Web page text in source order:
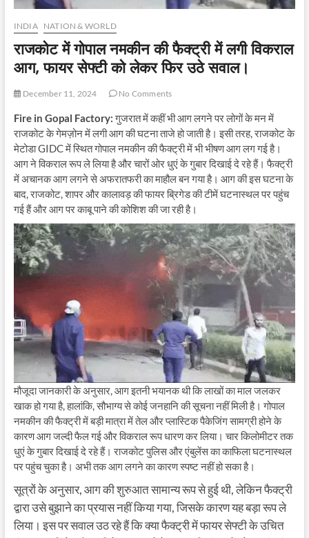
INDIA NATION & WORLD
राजकोट में गोपाल नमकीन की फैक्ट्री में लगी विकराल
आग, फायर सेफ्टी को लेकर फिर उठे सवाल।
December 11, 2024 No Comments
Fire in Gopal Factory:गुजरात में कहीं भी आग लगने पर लोगों के मन में
राजकोट के गेमज़ोन में लगी आग की घटना ताजे हो जाती है। इसी तरह, राजकोट के
मेटोडा GIDC में स्थित गोपाल नमकीन की फैक्ट्री में भी भीषण आग लग गई है।
आग ने विकराल रूप ले लिया है और चारों ओर धुएं के गुबार दिखाई दे रहे हैं। फैक्ट्री
में अचानक आग लगने से अफरातफरी का माहौल बन गया है। आग की इस घटना के
बाद, राजकोट, शापर और कालावड़ की फायर ब्रिगेड की टीमें घटनास्थल पर पहुंच
गई हैं और आग पर काबू पाने की कोशिश की जा रही है।
मौजूदा जानकारी के अनुसार, आग इतनी भयानक थी कि लाखों का माल जलकर
खाक हो गया है, हालांकि, सौभाग्य से कोई जनहानि की सूचना नहीं मिली है। गोपाल
नमकीन की फैक्ट्री में बड़ी मात्रा में तेल और प्लास्टिक पैकेजिंग सामग्री होने के
कारण आग जल्दी फैल गई और विकराल रूप धारण कर लिया। चार किलोमीटर तक
धुएं के गुबार दिखाई दे रहे हैं। राजकोट पुलिस और एंबुलेंस का काफिला घटनास्थल
पर पहुंच चुका है। अभी तक आग लगने का कारण स्पष्ट नहीं हो सका है।
सूत्रों के अनुसार, आग की शुरुआत सामान्य रूप से हुई थी, लेकिन फैक्ट्री
द्वारा उसे बुझाने का प्रयास नहीं किया गया, जिसके कारण यह बड़ा रूप ले
लिया। इस पर सवाल उठ रहे हैं कि क्या फैक्ट्री में फायर सेफ्टी के उचित